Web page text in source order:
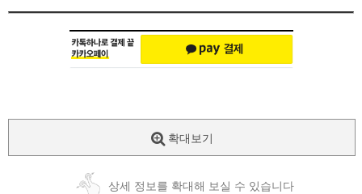
확대보기
상세 정보를 확대해 보실 수 있습니다